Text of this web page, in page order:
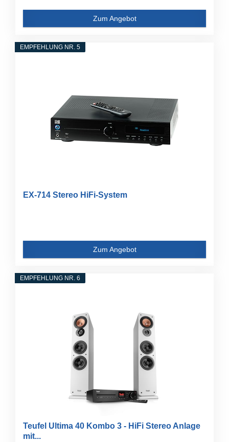
Zum Angebot
EMPFEHLUNG NR. 5
EX-714 Stereo HiFi-System
Zum Angebot
EMPFEHLUNG NR. 6
Teufel Ultima 40 Kombo 3 - HiFi Stereo Anlage
mit...